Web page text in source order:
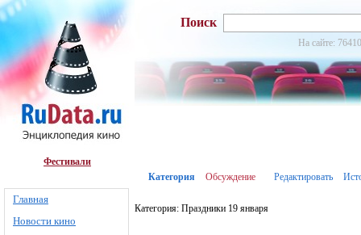
Фестивали
Главная
Новости кино
Поиск
На сайте:
Категория Обсуждение Редактировать
Категория: Праздники 19 января